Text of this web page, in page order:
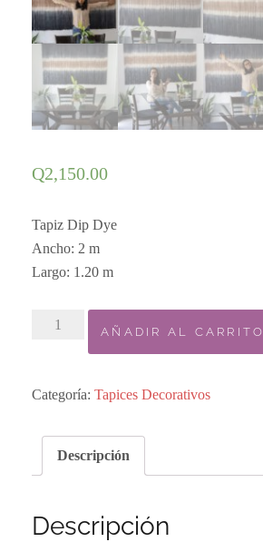
Q2,150.00
Tapiz Dip Dye
Ancho: 2 m
Largo: 1.20 m
Tapiz
cantidad
AÑADIR AL CARRITO
Categoría: Tapices Decorativos
Descripción
Descripción